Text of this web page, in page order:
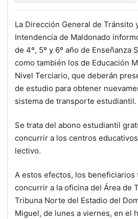
La Dirección General de Tránsito
Intendencia de Maldonado
de 4º, 5º y 6º año de Enseñanza
como también los de Educación
Nivel Terciario, que deberán
de estudio para obtener
sistema de transporte estudiantil.
Se trata del abono estudiantil
concurrir a los centros
lectivo.
A estos efectos, los beneficiarios
concurrir a la oficina del Área de
Tribuna Norte del Estadio del
Miguel, de lunes a viernes, en el